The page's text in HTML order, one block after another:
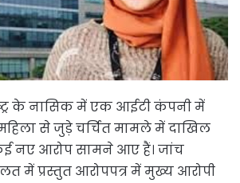
के नासिक में एक आईटी कंपनी में
महिला से जुड़े चर्चित मामले में दाखिल
नए आरोप सामने आए हैं। जांच
में प्रस्तुत आरोपपत्र में मुख्य आरोपी